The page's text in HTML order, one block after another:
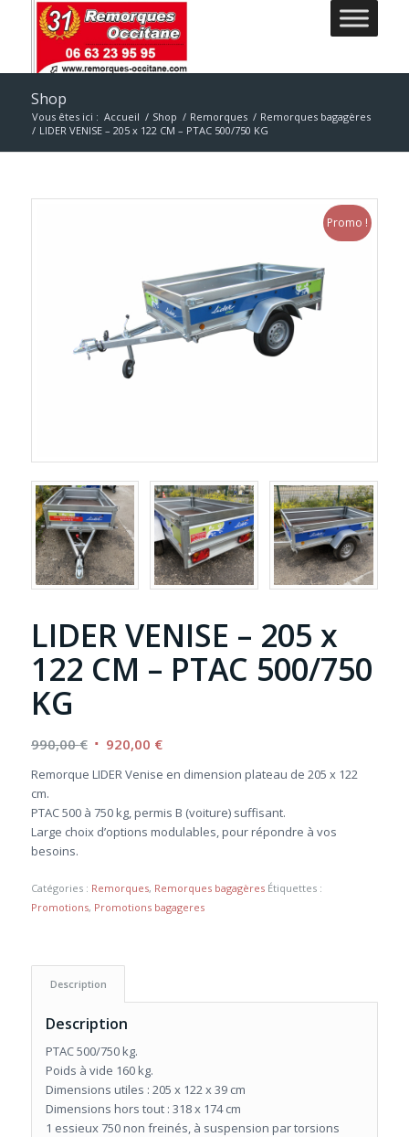
Shop
Vous êtes ici : Accueil / Shop / Remorques / Remorques bagagères
/ LIDER VENISE – 205 x 122 CM – PTAC 500/750 KG
Promo !
LIDER VENISE – 205 x
122 CM – PTAC 500/750
KG
990,00€ Le
était :
990,00 €.
920,00 €Le
est :
920,00 €.
Remorque LIDER Venise en dimension plateau de 205 x 122
cm.
PTAC 500 à 750 kg, permis B (voiture) suffisant.
Large choix d’options modulables, pour répondre à vos
besoins.
Catégories : Remorques, Remorques bagagères Étiquettes :
Promotions, Promotions bagageres
Description
Description
PTAC 500/750 kg.
Poids à vide 160 kg.
Dimensions utiles : 205 x 122 x 39 cm
Dimensions hors tout : 318 x 174 cm
1 essieux 750 non freinés, à suspension par torsions